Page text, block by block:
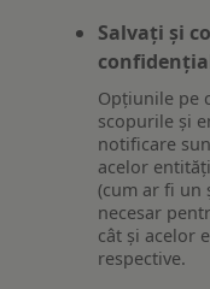
Salvați și
Opțiunile pe
scopurile și
notificare
acelor
(cum ar fi un
necesar
cât și acelor
respective.